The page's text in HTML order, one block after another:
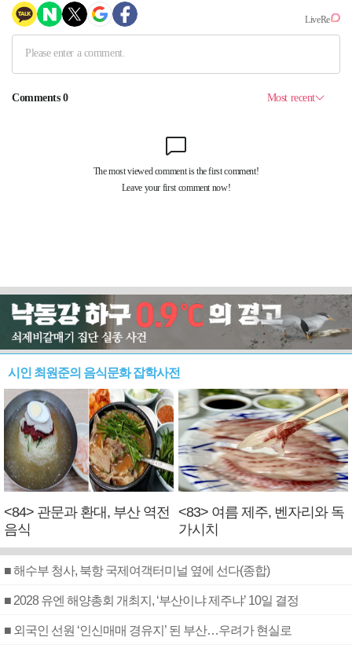
시인 최원준의 음식문화 잡학사전
<84> 관문과 환대, 부산 역전
음식
<83> 여름 제주, 벤자리와 독
가시치
■ 해수부 청사, 북항 국제여객터미널 옆에 선다(종합)
■ 2028 유엔 해양총회 개최지, ‘부산이냐 제주냐’ 10일 결정
■ 외국인 선원 ‘인신매매 경유지’ 된 부산…우려가 현실로